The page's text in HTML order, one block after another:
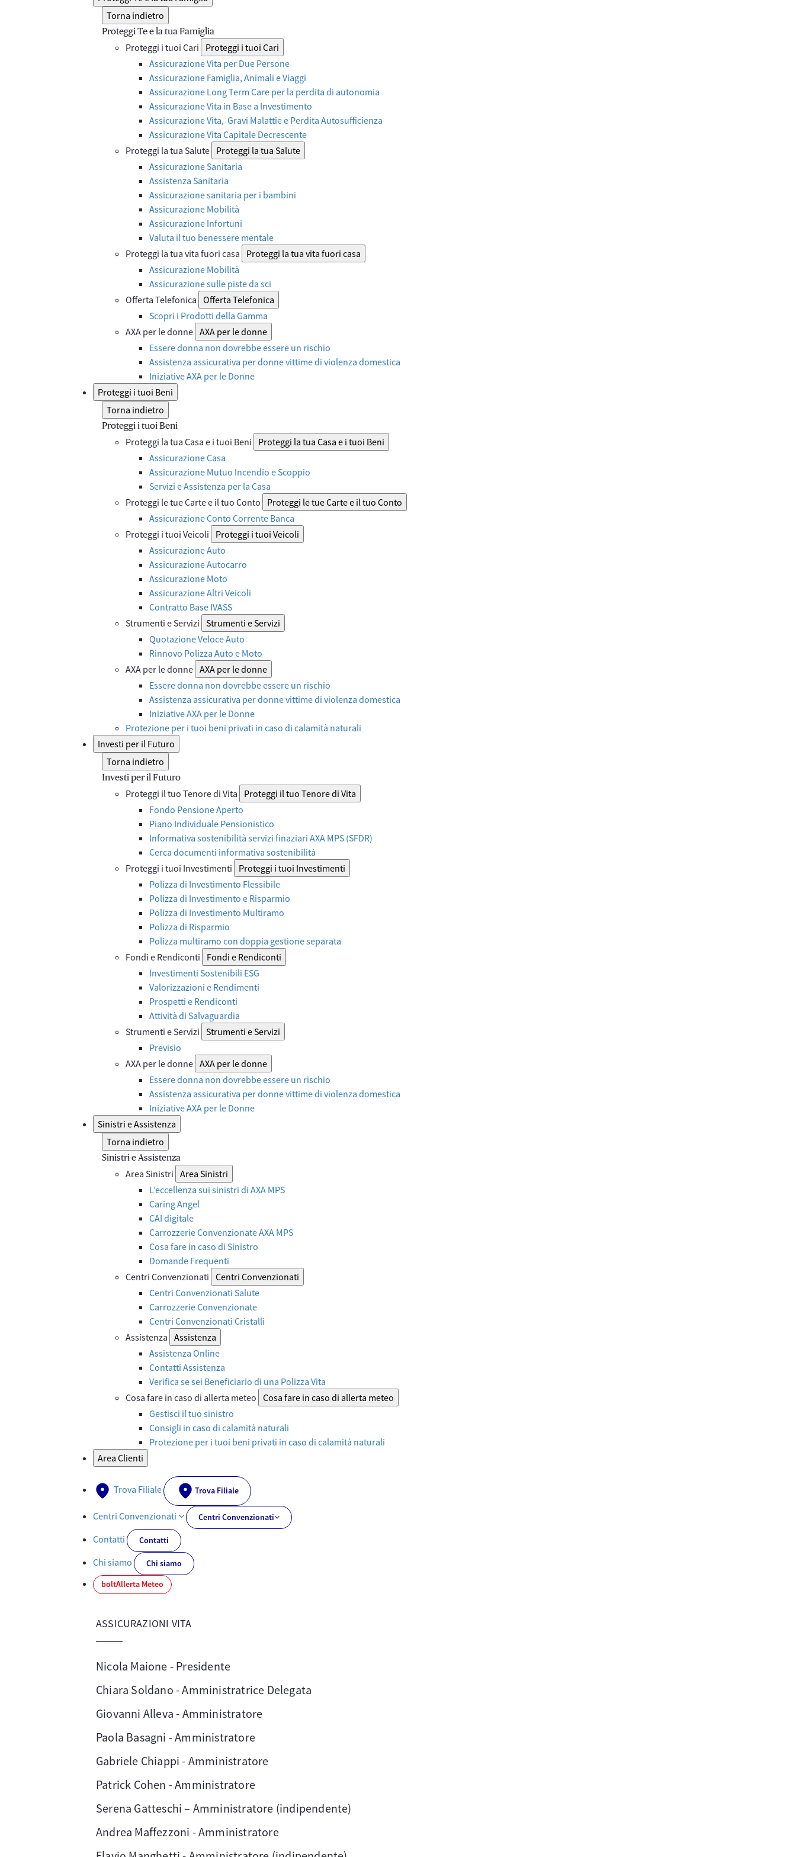
Torna indietro
Proteggi Te e la tua Famiglia
Proteggi i tuoi Cari
Proteggi i tuoi Cari
Assicurazione Vita per Due Persone
Assicurazione Famiglia, Animali e Viaggi
Assicurazione Long Term Care per la perdita di autonomia
Assicurazione Vita in Base a Investimento
Assicurazione Vita, Gravi Malattie e Perdita Autosufficienza
Assicurazione Vita Capitale Decrescente
Proteggi la tua Salute Proteggi la tua Salute
Assicurazione Sanitaria
Assistenza Sanitaria
Assicurazione sanitaria per i bambini
Assicurazione Mobilità
Assicurazione Infortuni
Valuta il tuo benessere mentale
Proteggi la tua vita fuori casa
Proteggi la tua vita fuori casa
Assicurazione Mobilità
Assicurazione sulle piste da sci
Offerta Telefonica Offerta Telefonica
Scopri i Prodotti della Gamma
AXA per le donne AXA per le donne
Essere donna non dovrebbe essere un rischio
Assistenza assicurativa per donne vittime di violenza domestica
Iniziative AXA per le Donne
Proteggi i tuoi Beni
Torna indietro
Proteggi i tuoi Beni
Proteggi la tua Casa e i tuoi Beni
Proteggi la tua Casa e i tuoi Beni
Assicurazione Casa
Assicurazione Mutuo Incendio e Scoppio
Servizi e Assistenza per la Casa
Proteggi le tue Carte e il tuo Conto
Proteggi le tue Carte e il tuo Conto
Assicurazione Conto Corrente Banca
Proteggi i tuoi Veicoli
Proteggi i tuoi Veicoli
Assicurazione Auto
Assicurazione Autocarro
Assicurazione Moto
Assicurazione Altri Veicoli
Contratto Base IVASS
Strumenti e Servizi Strumenti e Servizi
Quotazione Veloce Auto
Rinnovo Polizza Auto e Moto
AXA per le donne AXA per le donne
Essere donna non dovrebbe essere un rischio
Assistenza assicurativa per donne vittime di violenza domestica
Iniziative AXA per le Donne
Protezione per i tuoi beni privati in caso di calamità naturali
Investi per il Futuro
Torna indietro
Investi per il Futuro
Proteggi il tuo Tenore di Vita
Proteggi il tuo Tenore di Vita
Fondo Pensione Aperto
Piano Individuale Pensionistico
Informativa sostenibilità servizi finaziari AXA MPS (SFDR)
Cerca documenti informativa sostenibilità
Proteggi i tuoi Investimenti
Proteggi i tuoi Investimenti
Polizza di Investimento Flessibile
Polizza di Investimento e Risparmio
Polizza di Investimento Multiramo
Polizza di Risparmio
Polizza multiramo con doppia gestione separata
Fondi e Rendiconti
Fondi e Rendiconti
Investimenti Sostenibili ESG
Valorizzazioni e Rendimenti
Prospetti e Rendiconti
Attività di Salvaguardia
Strumenti e Servizi Strumenti e Servizi
Previsio
AXA per le donne AXA per le donne
Essere donna non dovrebbe essere un rischio
Assistenza assicurativa per donne vittime di violenza domestica
Iniziative AXA per le Donne
Sinistri e Assistenza
Torna indietro
Sinistri e Assistenza
Area Sinistri Area Sinistri
L’eccellenza sui sinistri di AXA MPS
Caring Angel
CAI digitale
Carrozzerie Convenzionate AXA MPS
Cosa fare in caso di Sinistro
Domande Frequenti
Centri Convenzionati Centri Convenzionati
Centri Convenzionati Salute
Carrozzerie Convenzionate
Centri Convenzionati Cristalli
Assistenza Assistenza
Assistenza Online
Contatti Assistenza
Verifica se sei Beneficiario di una Polizza Vita
Cosa fare in caso di allerta meteo Cosa fare in caso di allerta meteo
Gestisci il tuo sinistro
Consigli in caso di calamità naturali
Protezione per i tuoi beni privati in caso di calamità naturali
Area Clienti
Trova Filiale Trova Filiale
Centri Convenzionati Centri Convenzionati
Contatti Contatti
Chi siamo
Chi siamo
boltAllerta Meteo
ASSICURAZIONI VITA
Nicola Maione - Presidente
Chiara Soldano - Amministratrice Delegata
Giovanni Alleva - Amministratore
Paola Basagni - Amministratore
Gabriele Chiappi - Amministratore
Patrick Cohen - Amministratore
Serena Gatteschi – Amministratore (indipendente)
Andrea Maffezzoni - Amministratore